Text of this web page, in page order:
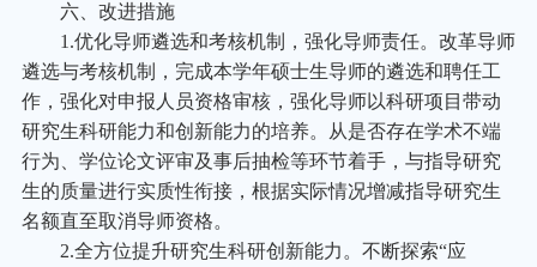
六、改进措施
1.优化导师遴选和考核机制，强化导师责任。改革导师
遴选与考核机制，完成本学年硕士生导师的遴选和聘任工
作，强化对申报人员资格审核，强化导师以科研项目带动
研究生科研能力和创新能力的培养。从是否存在学术不端
行为、学位论文评审及事后抽检等环节着手，与指导研究
生的质量进行实质性衔接，根据实际情况增减指导研究生
名额直至取消导师资格。
2.全方位提升研究生科研创新能力。不断探索“应